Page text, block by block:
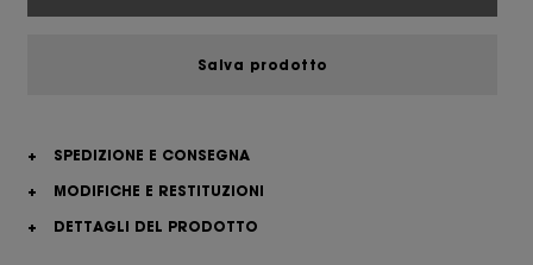
Salva prodotto
+
SPEDIZIONE E CONSEGNA
+
MODIFICHE E RESTITUZIONI
+
DETTAGLI DEL PRODOTTO